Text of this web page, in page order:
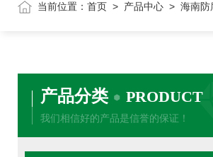
当前位置： 首页 > 产品中心 > 海南防
产品分类 PRODUCT
我们相信好的产品是信誉的保证！